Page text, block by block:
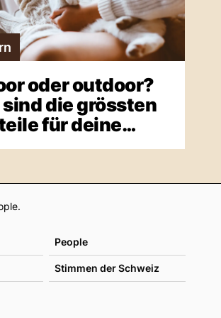
oder outdoor?
sind die grössten
für deine
People
Stimmen der Schweiz